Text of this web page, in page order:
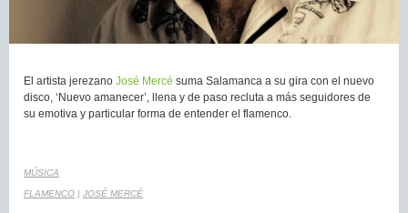
El artista jerezano José Mercé suma Salamanca a su gira con el nuevo
disco, ‘Nuevo amanecer’, llena y de paso recluta a más seguidores de
su emotiva y particular forma de entender el flamenco.
MÚSICA
FLAMENCO JOSÉ MERCÉ